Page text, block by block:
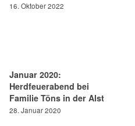
16. Oktober 2022
Januar 2020:
Herdfeuerabend bei
Familie Töns in der Alst
28. Januar 2020